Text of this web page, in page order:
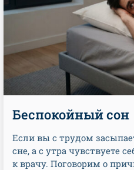
Беспокойный сон
Если вы с трудом
сне, а с утра чувствуете
к врачу. Поговорим о